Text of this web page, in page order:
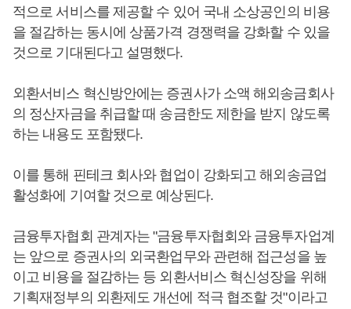
적으로 서비스를 제공할 수 있어 국내 소상공인의 비용
을 절감하는 동시에 상품가격 경쟁력을 강화할 수 있을
것으로 기대된다고 설명했다.
외환서비스 혁신방안에는 증권사가 소액 해외송금회사
의 정산자금을 취급할 때 송금한도 제한을 받지 않도록
하는 내용도 포함됐다.
이를 통해 핀테크 회사와 협업이 강화되고 해외송금업
활성화에 기여할 것으로 예상된다.
금융투자협회 관계자는 "금융투자협회와 금융투자업계
는 앞으로 증권사의 외국환업무와 관련해 접근성을 높
이고 비용을 절감하는 등 외환서비스 혁신성장을 위해
기획재정부의 외환제도 개선에 적극 협조할 것"이라고